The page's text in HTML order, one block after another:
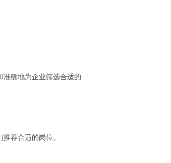
准确地为企业筛选合适的
推荐合适的岗位。